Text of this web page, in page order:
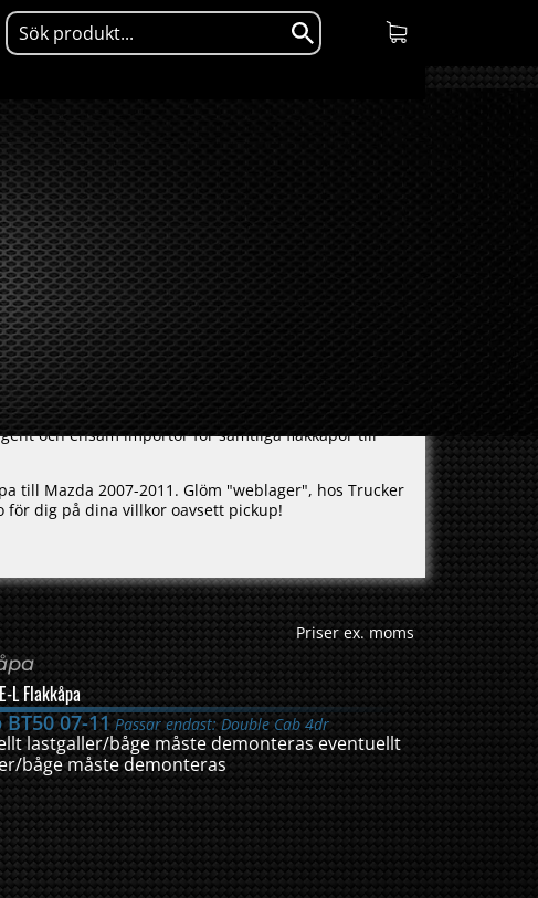
och ensam importör för samtliga flakkåpor till
till Mazda 2007-2011. Glöm "weblager", hos Trucker
för dig på dina villkor oavsett pickup!
Priser ex. moms
L Flakkåpa
BT50 07-11 Passar endast: Double Cab 4dr
lastgaller/båge måste demonteras eventuellt
båge måste demonteras